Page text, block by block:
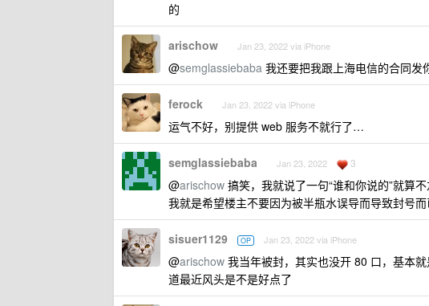
的
arischow Jan 23, 2022 via iPhone
@semglassiebaba 我还要把我跟上海电信的合同发
ferock Jan 23, 2022 via iPhone
运气不好，别提供 web 服务不就行了…
semglassiebaba Jan 23, 2022 3
@arischow 搞笑，我就说了一句“谁和你说的”就算
我就是希望楼主不要因为被半瓶水误导而导致封号
sisuer1129 OP Jan 23, 2022 via iPhone
@arischow 我当年被封，其实也没开 80 口，基本
道最近风头是不是好点了